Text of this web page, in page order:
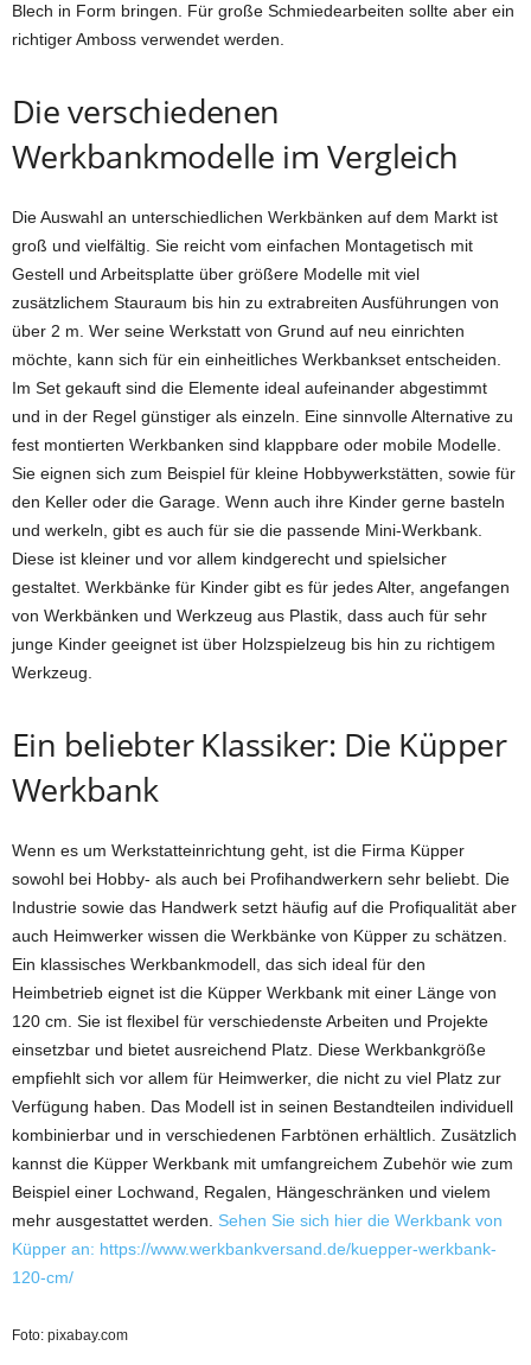
Blech in Form bringen. Für große Schmiedearbeiten sollte aber ein
richtiger Amboss verwendet werden.
Die verschiedenen
Werkbankmodelle im Vergleich
Die Auswahl an unterschiedlichen Werkbänken auf dem Markt ist
groß und vielfältig. Sie reicht vom einfachen Montagetisch mit
Gestell und Arbeitsplatte über größere Modelle mit viel
zusätzlichem Stauraum bis hin zu extrabreiten Ausführungen von
über 2 m. Wer seine Werkstatt von Grund auf neu einrichten
möchte, kann sich für ein einheitliches Werkbankset entscheiden.
Im Set gekauft sind die Elemente ideal aufeinander abgestimmt
und in der Regel günstiger als einzeln. Eine sinnvolle Alternative zu
fest montierten Werkbanken sind klappbare oder mobile Modelle.
Sie eignen sich zum Beispiel für kleine Hobbywerkstätten, sowie für
den Keller oder die Garage. Wenn auch ihre Kinder gerne basteln
und werkeln, gibt es auch für sie die passende Mini-Werkbank.
Diese ist kleiner und vor allem kindgerecht und spielsicher
gestaltet. Werkbänke für Kinder gibt es für jedes Alter, angefangen
von Werkbänken und Werkzeug aus Plastik, dass auch für sehr
junge Kinder geeignet ist über Holzspielzeug bis hin zu richtigem
Werkzeug.
Ein beliebter Klassiker: Die Küpper
Werkbank
Wenn es um Werkstatteinrichtung geht, ist die Firma Küpper
sowohl bei Hobby- als auch bei Profihandwerkern sehr beliebt. Die
Industrie sowie das Handwerk setzt häufig auf die Profiqualität aber
auch Heimwerker wissen die Werkbänke von Küpper zu schätzen.
Ein klassisches Werkbankmodell, das sich ideal für den
Heimbetrieb eignet ist die Küpper Werkbank mit einer Länge von
120 cm. Sie ist flexibel für verschiedenste Arbeiten und Projekte
einsetzbar und bietet ausreichend Platz. Diese Werkbankgröße
empfiehlt sich vor allem für Heimwerker, die nicht zu viel Platz zur
Verfügung haben. Das Modell ist in seinen Bestandteilen individuell
kombinierbar und in verschiedenen Farbtönen erhältlich. Zusätzlich
kannst die Küpper Werkbank mit umfangreichem Zubehör wie zum
Beispiel einer Lochwand, Regalen, Hängeschränken und vielem
mehr ausgestattet werden. Sehen Sie sich hier die Werkbank von
Küpper an: https://www.werkbankversand.de/kuepper-werkbank-
120-cm/
Foto: pixabay.com